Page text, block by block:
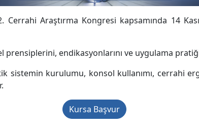
Araştırma Kongresi kapsamında 14
endikasyonlarını ve uygulama
sistemin kurulumu, konsol kullanımı, cerrahi
Kursa Başvur